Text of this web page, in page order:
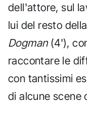
dell'attore, sul
lui del resto
Dogman(4'),
raccontare le
con tantissimi
di alcune scene